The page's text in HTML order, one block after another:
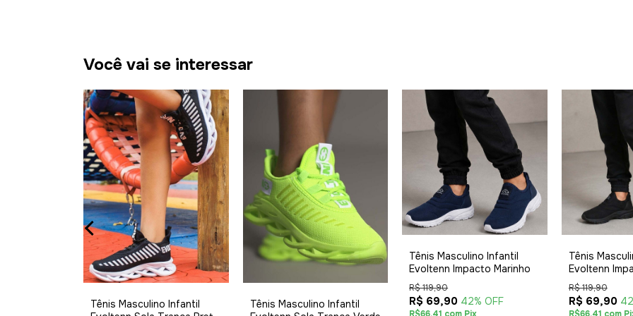
Você vai se interessar
Tênis Masculino Infantil
Tênis Masculino Infantil
Tênis Masculino Infantil
Evoltenn Impacto Marinho
R$ 119,90
R$ 69,90 42% OFF
R$66,41 com Pix
Tênis
Evoltenn
R$ 119,90
R$ 69,90
R$66,41 com